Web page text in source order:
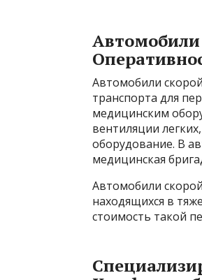
Автомобили
транспорта для
медицинским
вентиляции
оборудование. В
медицинская
Автомобили
находящихся в
стоимость такой